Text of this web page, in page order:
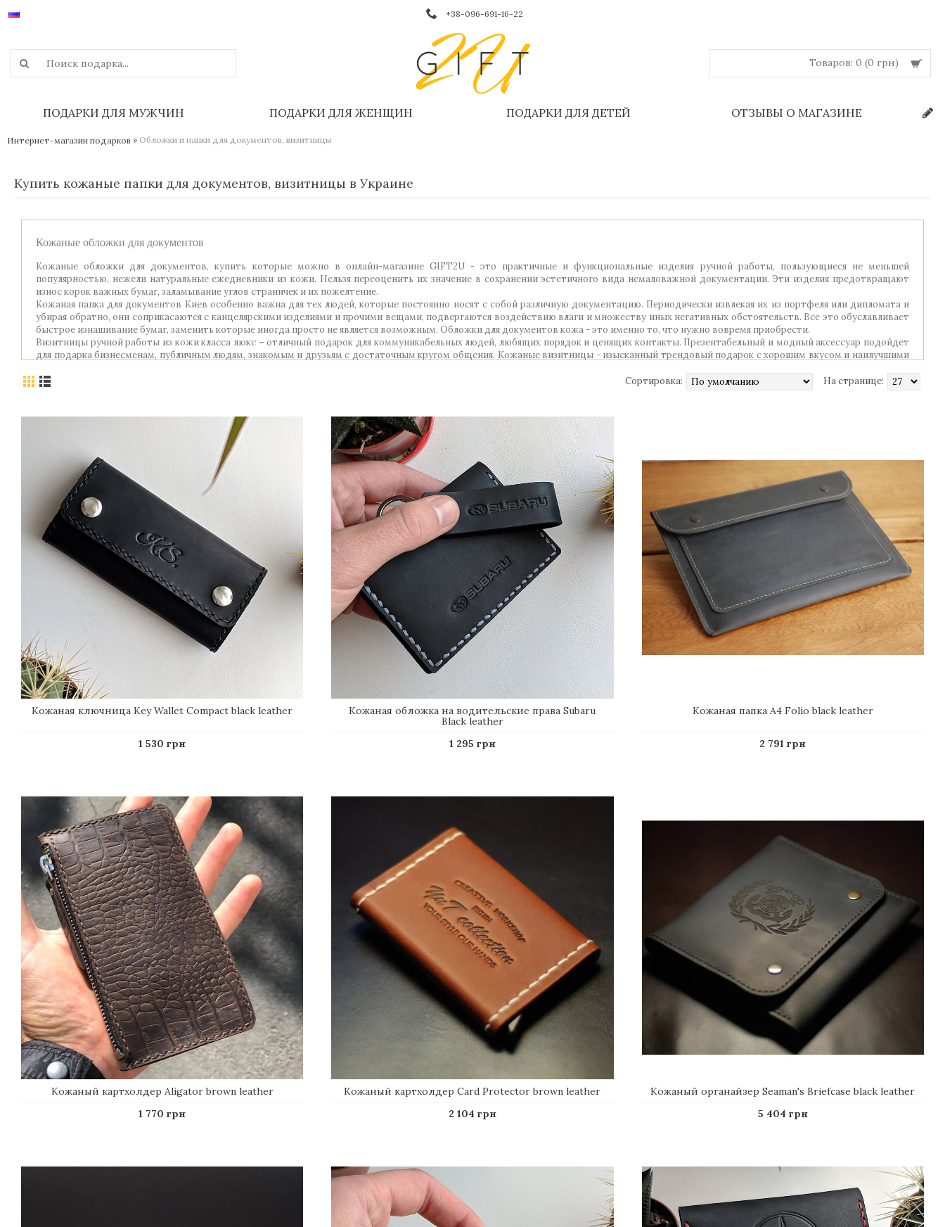
+38-096-691-16-22
Товаров: 0 (0 грн)
ПОДАРКИ ДЛЯ МУЖЧИН ПОДАРКИ ДЛЯ ЖЕНЩИН ПОДАРКИ ДЛЯ ДЕТЕЙ ОТЗЫВЫ О МАГАЗИНЕ
Интернет-магазин подарков » Обложки и папки для документов, визитницы
Купить кожаные папки для документов, визитницы в Украине
Кожаные обложки для документов
Кожаные обложки для документов, купить которые можно в онлайн-магазине GIFT2U - это практичные и функциональные изделия ручной работы, пользующиеся не меньшей
популярностью, нежели натуральные ежедневники из кожи. Нельзя переоценить их значение в сохранении эстетичного вида немаловажной документации. Эти изделия предотвращают
износ корок важных бумаг, заламывание углов страничек и их пожелтение.
Кожаная папка для документов Киев особенно важна для тех людей, которые постоянно носят с собой различную документацию. Периодически извлекая их из портфеля или дипломата и
убирая обратно, они соприкасаются с канцелярскими изделиями и прочими вещами, подвергаются воздействию влаги и множеству иных негативных обстоятельств. Все это обуславливает
быстрое изнашивание бумаг, заменить которые иногда просто не является возможным. Обложки для документов кожа - это именно то, что нужно вовремя приобрести.
Визитницы ручной работы из кожи класса люкс – отличный подарок для коммуникабельных людей, любящих порядок и ценящих контакты. Презентабельный и модный аксессуар подойдет
для подарка бизнесменам, публичным людям, знакомым и друзьям с достаточным кругом общения. Кожаные визитницы - изысканный трендовый подарок с хорошим вкусом и наилучшими
Сегодня при изготовлении обложек на документы используются разнообразнейшие материалы, цена на которые также варьируется в разных пределах. Но, невзирая на это, приоритет
остается за изделиями из натуральной кожи, приобрести которые можно в онлайн-магазине GIFT2U. Все реализуемые нами изделия отличает безупречное качество, элегантный дизайн и
предпочтений, вы сможете подобрать обложки с гладкой кожей, а также отделанные интересной строчкой или превосходным тиснением изделия. Во время своей эксплуатации этот
аксессуар доказывает не только свою долговечность, но еще и придает презентабельности своему обладателю.
Вы решили сделать подарок, который будет всегда находиться рядом с владельцем и напоминать ему о том, кто его сделал? Вы хотите сделать безупречный подарок? Посетите наш
интернет-магазин подарков и познакомьтесь с абсолютно уникальным товаром самого высокого качества – дизайнерскими кожаными обложками для паспорта, водительского
удостоверения, папками и др. атрибутами современного делового человека. Вся продукция изготовлена Handmade, сшита, покрашена и собрана мастером вручную. Каждый экземпляр
отвечает высочайшим требованиям качества и модных тенденций. Папка из натуральной кожи удовлетворит самого изысканного и требовательного владельца, поможет ему вести
переговоры с партнерами, укажет на его статус и положение в обществе. Безупречный подарок для требовательного юбиляра.
На странице:
Сортировка:
Кожаная ключница Key Wallet Compact black leather
1 530 грн
Кожаная обложка на водительские права Subaru
Black leather
1 295 грн
Кожаная папка А4 Folio black leather
2 791 грн
Кожаный картхолдер Aligator brown leather
1 770 грн
Кожаный картхолдер Card Protector brown leather
2 104 грн
Кожаный органайзер Seaman's Briefcase black leather
5 404 грн